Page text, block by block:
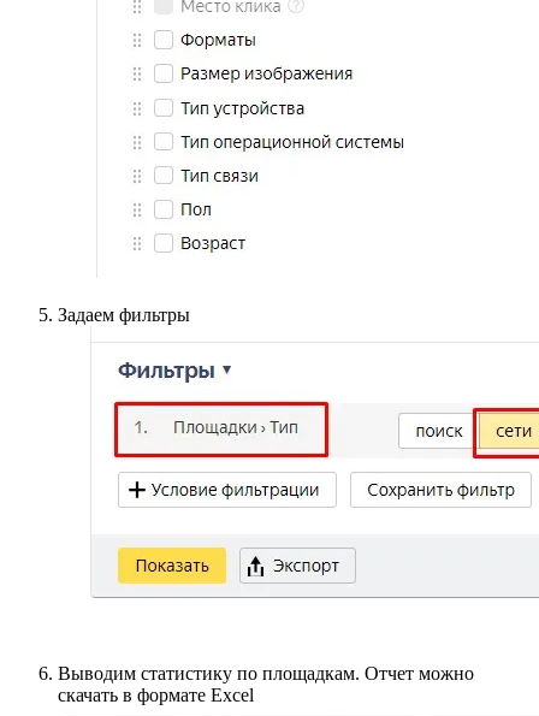
Задаем фильтры
Выводим статистику по площадкам. Отчет можно
скачать в формате Excel